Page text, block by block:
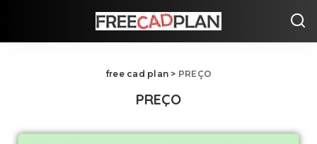
free cad plan > PREÇO
PREÇO